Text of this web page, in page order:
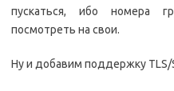
пускаться, ибо номера
посмотреть на свои.
Ну и добавим поддержку TLS/